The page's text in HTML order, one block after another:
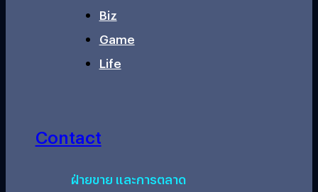
Biz
Game
Life
Contact
ฝ่ายขาย และการตลาด